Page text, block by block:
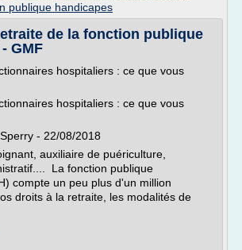
publique handicapes
de la fonction publique
GMF
hospitaliers : ce que vous
hospitaliers : ce que vous
- 22/08/2018
auxiliaire de puériculture,
La fonction publique
compte un peu plus d'un million
droits à la retraite, les modalités de